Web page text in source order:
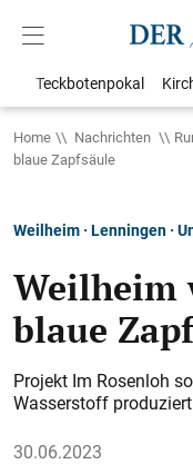
Teckbotenpokal
Home Nachrichten
blaue Zapfsäule
Weilheim · Lenningen ·
Weilheim
blaue
Projekt Im Rosenloh
Wasserstoff
30.06.2023